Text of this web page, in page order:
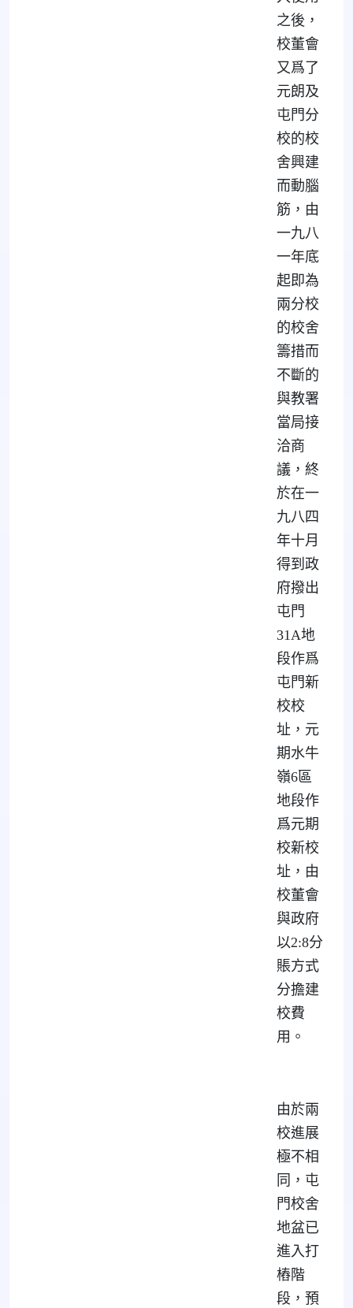
之後，
校董會
又爲了
元朗及
屯門分
校的校
舍興建
而動腦
筋，由
一九八
一年底
起即為
兩分校
的校舍
籌措而
不斷的
與教署
當局接
洽商
議，終
於在一
九八四
年十月
得到政
府撥出
屯門
31A地
段作爲
屯門新
校校
址，元
期水牛
嶺6區
地段作
爲元期
校新校
址，由
校董會
與政府
以2:8分
賬方式
分擔建
校費
用。
由於兩
校進展
極不相
同，屯
門校舍
地盆已
進入打
樁階
段，預